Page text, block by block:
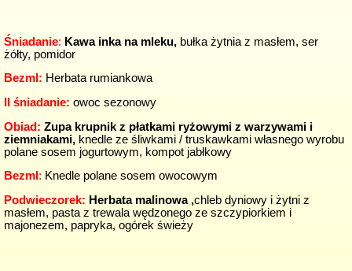
Śniadanie: Kawa inka na mleku, bułka żytnia z masłem, ser
żółty, pomidor
Bezml: Herbata rumiankowa
II śniadanie: owoc sezonowy
Obiad: Zupa krupnik z płatkami ryżowymi z warzywami i
ziemniakami, knedle ze śliwkami / truskawkami własnego wyrobu
polane sosem jogurtowym, kompot jabłkowy
Bezml : Knedle polane sosem owocowym
Podwieczorek: Herbata malinowa ,chleb dyniowy i żytni z
masłem, pasta z trewala wędzonego ze szczypiorkiem i
majonezem, papryka, ogórek świeży